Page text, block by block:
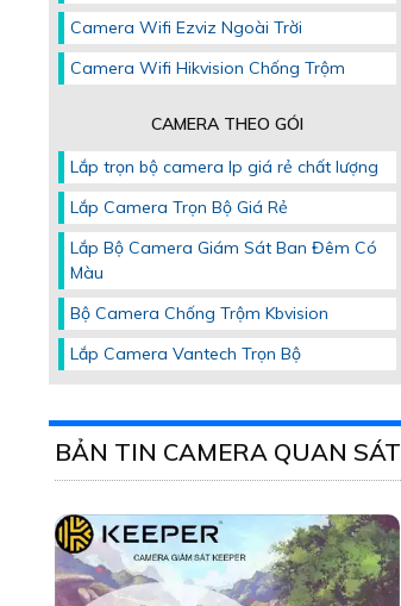
Camera Wifi Ezviz Ngoài Trời
Camera Wifi Hikvision Chống Trộm
CAMERA THEO GÓI
Lắp trọn bộ camera Ip giá rẻ chất lượng
Lắp Camera Trọn Bộ Giá Rẻ
Lắp Bộ Camera Giám Sát Ban Đêm Có
Màu
Bộ Camera Chống Trộm Kbvision
Lắp Camera Vantech Trọn Bộ
BẢN TIN CAMERA QUAN SÁT